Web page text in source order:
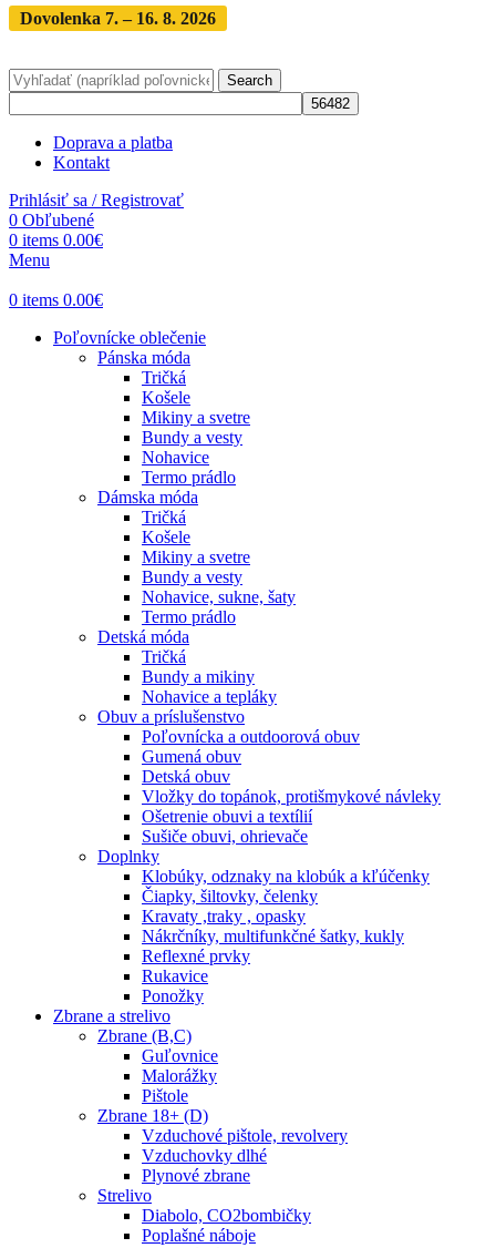
Dovolenka 7. – 16. 8. 2026
Search
Doprava a platba
Kontakt
Prihlásiť sa / Registrovať
0 Obľubené
0 items 0.00€
Menu
0 items 0.00€
Poľovnícke oblečenie
Pánska móda
Tričká
Košele
Mikiny a svetre
Bundy a vesty
Nohavice
Termo prádlo
Dámska móda
Tričká
Košele
Mikiny a svetre
Bundy a vesty
Nohavice, sukne, šaty
Termo prádlo
Detská móda
Tričká
Bundy a mikiny
Nohavice a tepláky
Obuv a príslušenstvo
Poľovnícka a outdoorová obuv
Gumená obuv
Detská obuv
Vložky do topánok, protišmykové návleky
Ošetrenie obuvi a textílií
Sušiče obuvi, ohrievače
Doplnky
Klobúky, odznaky na klobúk a kľúčenky
Čiapky, šiltovky, čelenky
Kravaty ,traky , opasky
Nákrčníky, multifunkčné šatky, kukly
Reflexné prvky
Rukavice
Ponožky
Zbrane a strelivo
Zbrane (B,C)
Guľovnice
Malorážky
Pištole
Zbrane 18+ (D)
Vzduchové pištole, revolvery
Vzduchovky dlhé
Plynové zbrane
Strelivo
Diabolo, CO2bombičky
Poplašné náboje